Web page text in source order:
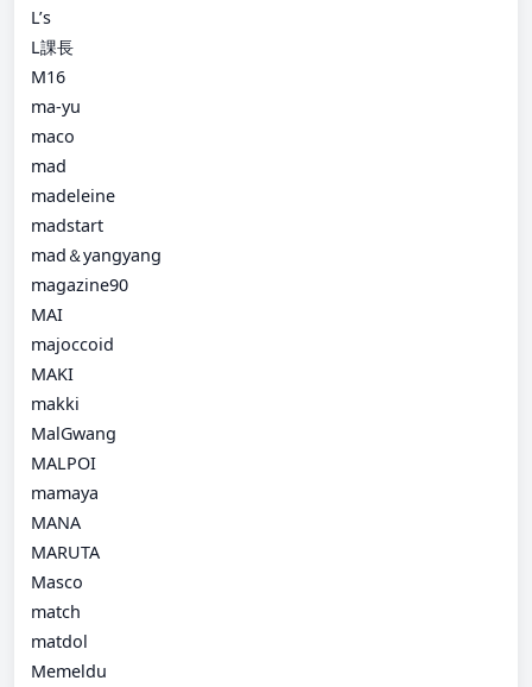
L’s
L課長
M16
ma-yu
maco
mad
madeleine
madstart
mad＆yangyang
magazine90
MAI
majoccoid
MAKI
makki
MalGwang
MALPOI
mamaya
MANA
MARUTA
Masco
match
matdol
Memeldu